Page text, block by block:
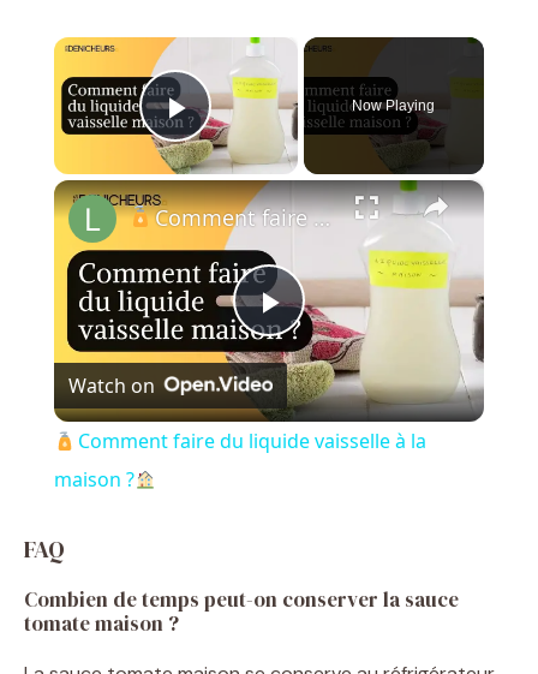
×
Play Video
Now Playing
×
P
l
Comment faire du liquide vaisselle à la maison ?
Watch on
Comment faire du liquide vaisselle à la
maison ?
FAQ
Combien de temps peut-on conserver la sauce
tomate maison ?